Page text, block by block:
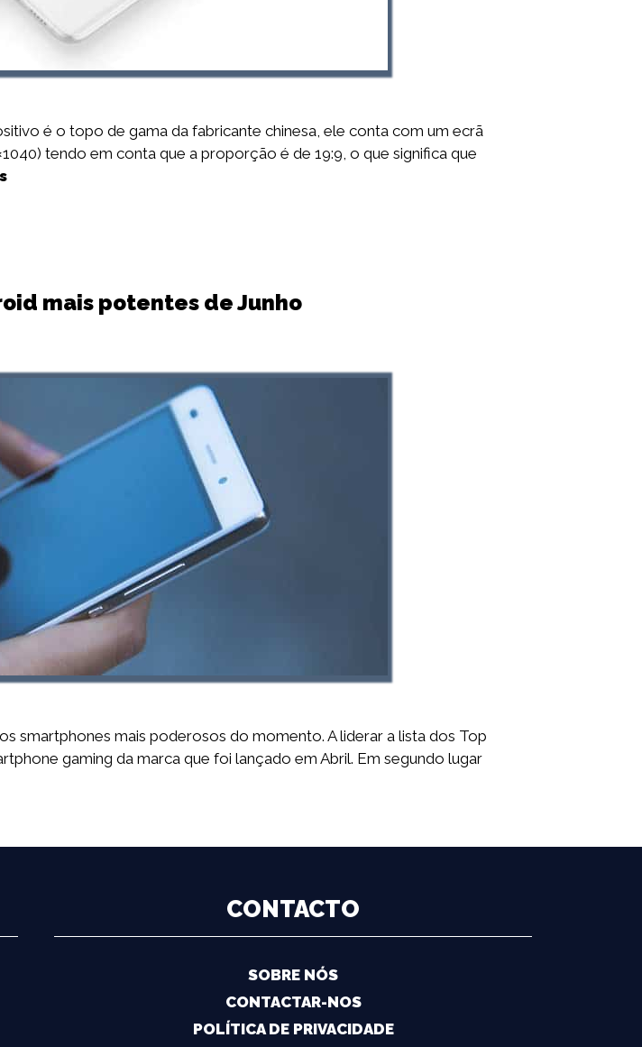
é o topo de gama da fabricante chinesa, ele conta com um ecrã
tendo em conta que a proporção é de 19:9, o que significa que
mais potentes de Junho
smartphones mais poderosos do momento. A liderar a lista dos Top
gaming da marca que foi lançado em Abril. Em segundo lugar
CONTACTO
SOBRE NÓS
CONTACTAR-NOS
POLÍTICA DE PRIVACIDADE